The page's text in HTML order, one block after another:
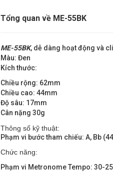
Tổng quan về ME-55BK
ME-55BK, dễ dàng hoạt động và
Màu: Đen
Kích thước:
Chiều rộng: 62mm
Chiều cao: 44mm
Độ sâu: 17mm
Cân nặng 30g
Thông số kỹ thuật:
Phạm vi bước tham chiếu: A, Bb
Chức năng:
Phạm vi Metronome Tempo: 30-